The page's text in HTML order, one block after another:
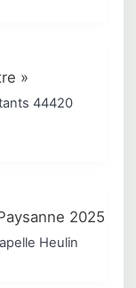
»
44420
2025
Heulin